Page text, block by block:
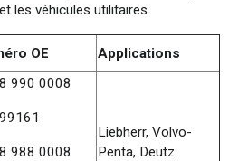
les véhicules utilitaires.
OE Applications
990 0008
988 0008
Liebherr, Volvo-
Penta, Deutz